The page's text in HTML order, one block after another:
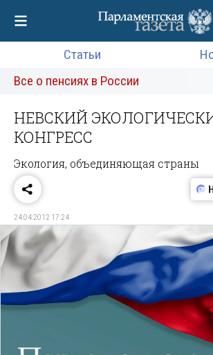
Статьи
Все о пенсиях в России
НЕВСКИЙ
КОНГРЕСС
Экология, объединяющая страны
24.04.2012 17:24